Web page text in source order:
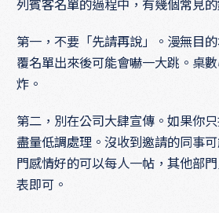
列賓客名單的過程中，有幾個常見
第一，不要「先請再說」。漫無目
覆名單出來後可能會嚇一大跳。桌
炸。
第二，別在公司大肆宣傳。如果你
盡量低調處理。沒收到邀請的同事
門感情好的可以每人一帖，其他部
表即可。